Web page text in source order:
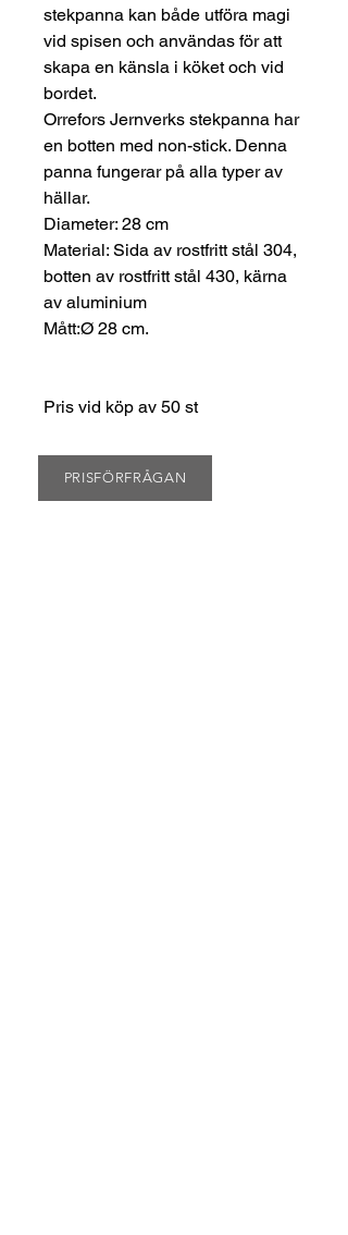
stekpanna kan både utföra magi
vid spisen och användas för att
skapa en känsla i köket och vid
bordet.
Orrefors Jernverks stekpanna har
en botten med non-stick. Denna
panna fungerar på alla typer av
hällar.
Diameter: 28 cm
Material: Sida av rostfritt stål 304,
botten av rostfritt stål 430, kärna
av aluminium
Mått:Ø 28 cm.
Pris vid köp av 50 st
PRISFÖRFRÅGAN